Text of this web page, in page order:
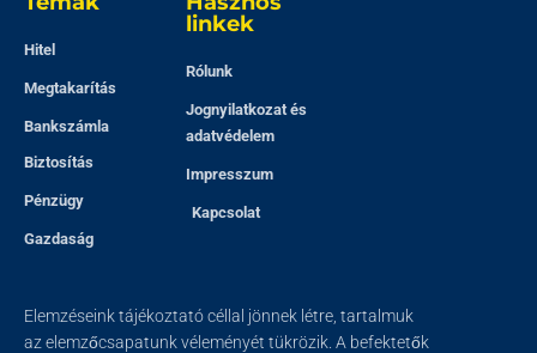
Hitel
Megtakarítás
Bankszámla
Biztosítás
Pénzügy
Gazdaság
linkek
Rólunk
Jognyilatkozat és
adatvédelem
Impresszum
Kapcsolat
Elemzéseink tájékoztató céllal jönnek létre, tartalmuk
az elemzőcsapatunk véleményét tükrözik. A befektetők